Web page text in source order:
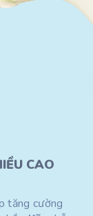
CAO
tăng cường